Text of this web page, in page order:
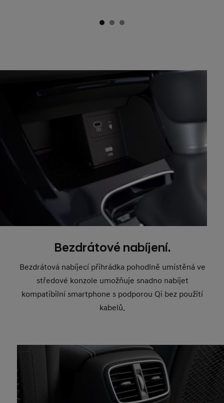
Bezdrátové nabíjení.
Bezdrátová nabíjecí přihrádka pohodlně umístěná ve
středové konzole umožňuje snadno nabíjet
kompatibilní smartphone s podporou Qi bez použití
kabelů.